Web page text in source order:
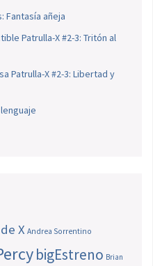
Fantasía añeja
Patrulla-X #2-3: Tritón al
Patrulla-X #2-3: Libertad y
X Andrea Sorrentino
bigEstreno Brian